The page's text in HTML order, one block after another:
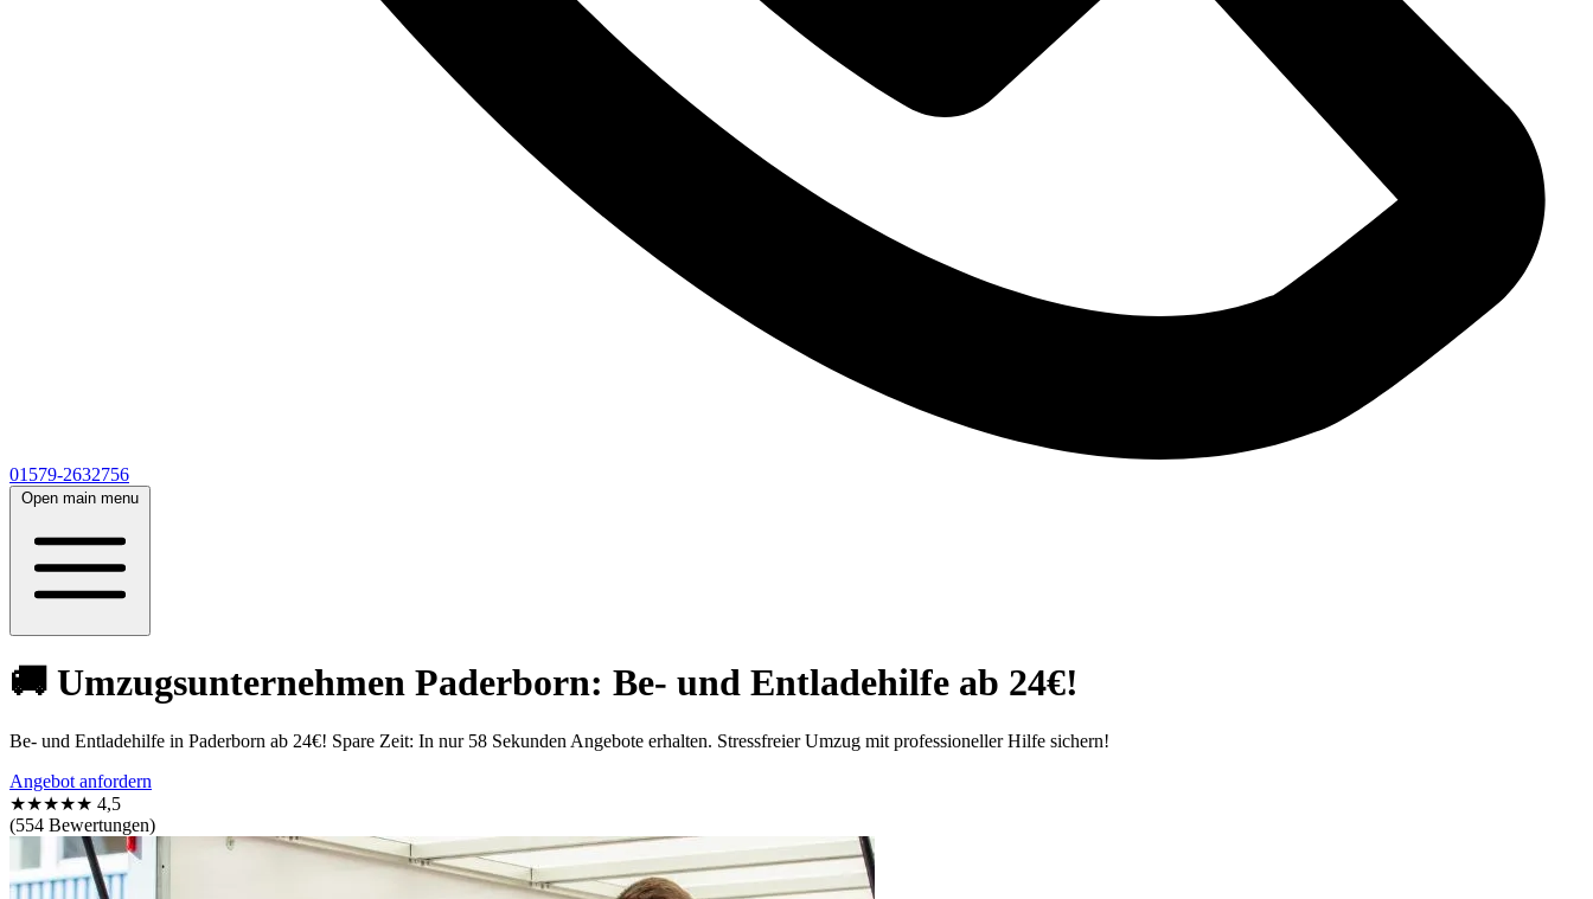
01579-2632756
Open main menu
🚚 Umzugsunternehmen Paderborn: Be- und Entladehilfe ab 24€!
Be- und Entladehilfe in Paderborn ab 24€! Spare Zeit: In nur 58 Sekunden Angebote erhalten. Stressfreier Umzug mit professioneller Hilfe sichern!
Angebot anfordern
★★★★★ 4,5
(554 Bewertungen)